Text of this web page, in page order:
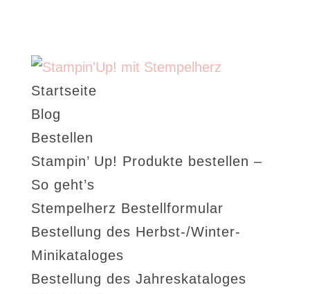
Startseite
Blog
Bestellen
Stampin’ Up! Produkte bestellen –
So geht’s
Stempelherz Bestellformular
Bestellung des Herbst-/Winter-
Minikataloges
Bestellung des Jahreskataloges